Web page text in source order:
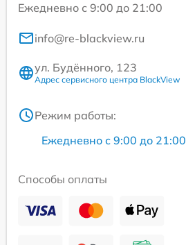
Ежедневно с 9:00 до 21:00
info@re-blackview.ru
ул. Будённого, 123
Адрес сервисного центра BlackView
Режим работы:
Ежедневно с 9:00 до 21:00
Способы оплаты